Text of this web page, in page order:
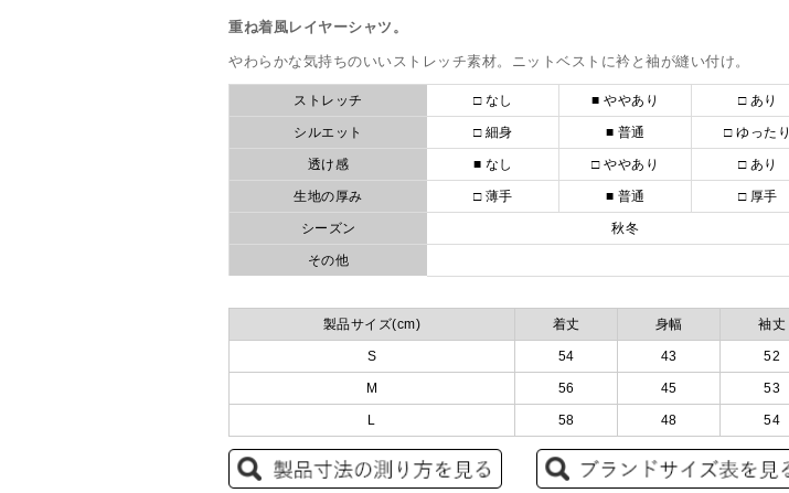
重ね着風レイヤーシャツ。
やわらかな気持ちのいいストレッチ素材。ニットベストに衿と袖が縫い付け。
ストレッチ □ なし ■ ややあり □ あり
シルエット □ 細身 ■ 普通 □ ゆったり
透け感 ■ なし □ ややあり □ あり
生地の厚み □ 薄手 ■ 普通 □ 厚手
シーズン 秋冬
その他
製品サイズ(cm) 着丈 身幅 袖丈
S 54 43 52
M 56 45 53
L 58 48 54